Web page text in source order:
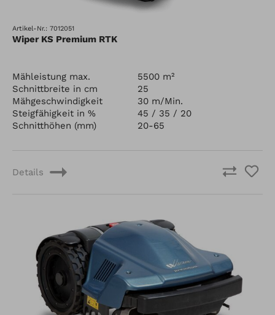
Artikel-Nr.: 7012051
Wiper KS Premium RTK
Mähleistung max.
5500 m²
Schnittbreite in cm
25
Mähgeschwindigkeit
30 m/Min.
Steigfähigkeit in %
45 / 35 / 20
Schnitthöhen (mm)
20-65
Details